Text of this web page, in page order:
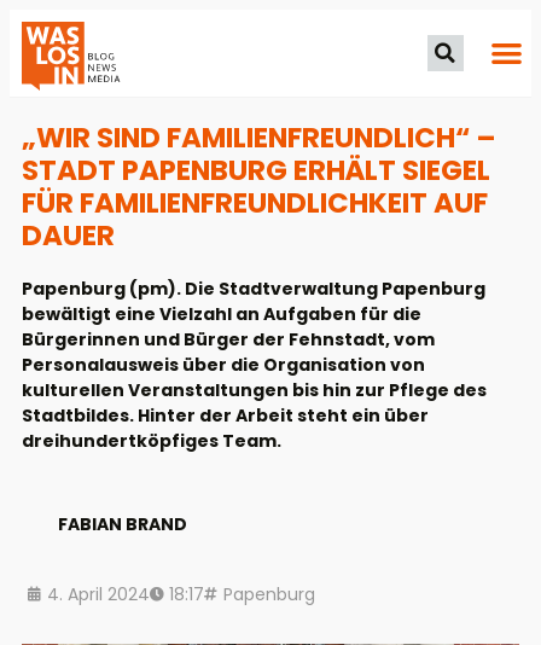
„WIR SIND FAMILIENFREUNDLICH“ –
STADT PAPENBURG ERHÄLT SIEGEL
FÜR FAMILIENFREUNDLICHKEIT AUF
DAUER
Papenburg (pm). Die Stadtverwaltung Papenburg
bewältigt eine Vielzahl an Aufgaben für die
Bürgerinnen und Bürger der Fehnstadt, vom
Personalausweis über die Organisation von
kulturellen Veranstaltungen bis hin zur Pflege des
Stadtbildes. Hinter der Arbeit steht ein über
dreihundertköpfiges Team.
FABIAN BRAND
4. April 2024 18:17 Papenburg